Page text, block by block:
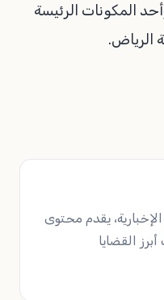
المكونات الرئيسة
الرياض.
يقدم محتوى
القضايا